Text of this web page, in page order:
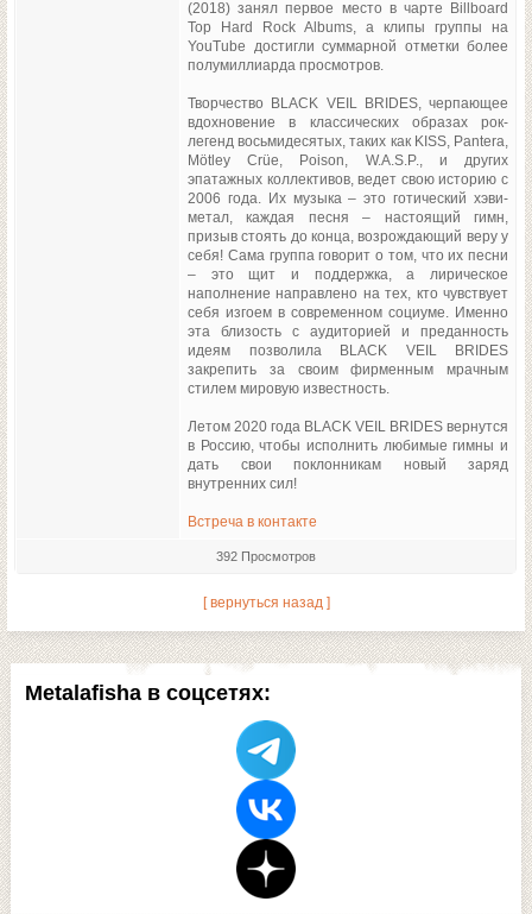
Metalafisha в соцсетях:
(2018) занял первое место в чарте Billboard
Top Hard Rock Albums, а клипы группы на
YouTube достигли суммарной отметки более
полумиллиарда просмотров.
Творчество BLACK VEIL BRIDES, черпающее
вдохновение в классических образах рок-
легенд восьмидесятых, таких как KISS, Pantera,
Mötley Crüe, Poison, W.A.S.P., и других
эпатажных коллективов, ведет свою историю с
2006 года. Их музыка – это готический хэви-
метал, каждая песня – настоящий гимн,
призыв стоять до конца, возрождающий веру у
себя! Сама группа говорит о том, что их песни
– это щит и поддержка, а лирическое
наполнение направлено на тех, кто чувствует
себя изгоем в современном социуме. Именно
эта близость с аудиторией и преданность
идеям позволила BLACK VEIL BRIDES
закрепить за своим фирменным мрачным
стилем мировую известность.
Летом 2020 года BLACK VEIL BRIDES вернутся
в Россию, чтобы исполнить любимые гимны и
дать свои поклонникам новый заряд
внутренних сил!
Встреча в контакте
392 Просмотров
[ вернуться назад ]